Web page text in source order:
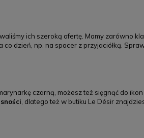
ich szeroką ofertę. Mamy zarówno
dzień, np. na spacer z przyjaciółką.
czarną, możesz też sięgnąć do
, dlatego też w butiku Le Désir